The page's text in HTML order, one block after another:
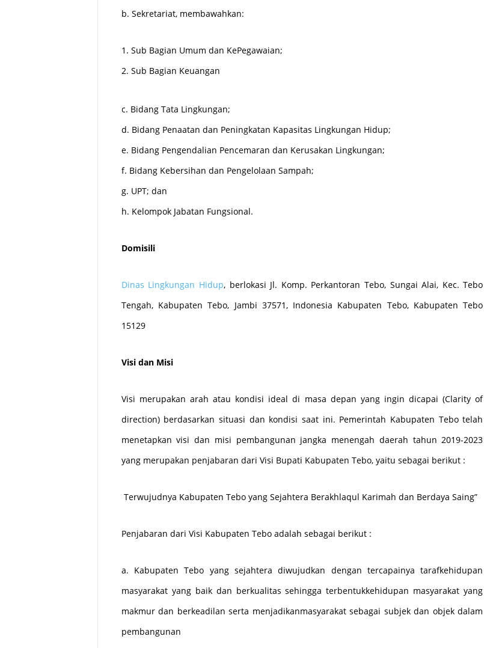
b. Sekretariat, membawahkan:
1. Sub Bagian Umum dan KePegawaian;
2. Sub Bagian Keuangan
c. Bidang Tata Lingkungan;
d. Bidang Penaatan dan Peningkatan Kapasitas Lingkungan Hidup;
e. Bidang Pengendalian Pencemaran dan Kerusakan Lingkungan;
f. Bidang Kebersihan dan Pengelolaan Sampah;
g. UPT; dan
h. Kelompok Jabatan Fungsional.
Domisili
Dinas Lingkungan Hidup, berlokasi Jl. Komp. Perkantoran Tebo, Sungai Alai, Kec. Tebo
Tengah, Kabupaten Tebo, Jambi 37571, Indonesia Kabupaten Tebo, Kabupaten Tebo
15129
Visi dan Misi
Visi merupakan arah atau kondisi ideal di masa depan yang ingin dicapai (Clarity of
direction) berdasarkan situasi dan kondisi saat ini. Pemerintah Kabupaten Tebo telah
menetapkan visi dan misi pembangunan jangka menengah daerah tahun 2019-2023
yang merupakan penjabaran dari Visi Bupati Kabupaten Tebo, yaitu sebagai berikut :
Terwujudnya Kabupaten Tebo yang Sejahtera Berakhlaqul Karimah dan Berdaya Saing”
Penjabaran dari Visi Kabupaten Tebo adalah sebagai berikut :
a. Kabupaten Tebo yang sejahtera diwujudkan dengan tercapainya tarafkehidupan
masyarakat yang baik dan berkualitas sehingga terbentukkehidupan masyarakat yang
makmur dan berkeadilan serta menjadikanmasyarakat sebagai subjek dan objek dalam
pembangunan